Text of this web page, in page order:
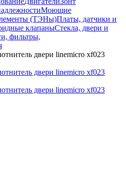
Моющие
(ТЭНы)Платы, датчики и
клапаныСтекла, двери и
фильтры,
двери linemicro xf023